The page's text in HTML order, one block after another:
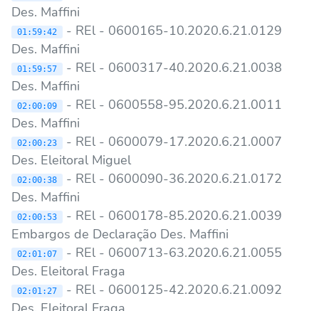
Des. Maffini
01:59:42
- REl - 0600165-10.2020.6.21.0129
Des. Maffini
01:59:57
- REl - 0600317-40.2020.6.21.0038
Des. Maffini
02:00:09
- REl - 0600558-95.2020.6.21.0011
Des. Maffini
02:00:23
- REl - 0600079-17.2020.6.21.0007
Des. Eleitoral Miguel
02:00:38
- REl - 0600090-36.2020.6.21.0172
Des. Maffini
02:00:53
- REl - 0600178-85.2020.6.21.0039
Embargos de Declaração Des. Maffini
02:01:07
- REl - 0600713-63.2020.6.21.0055
Des. Eleitoral Fraga
02:01:27
- REl - 0600125-42.2020.6.21.0092